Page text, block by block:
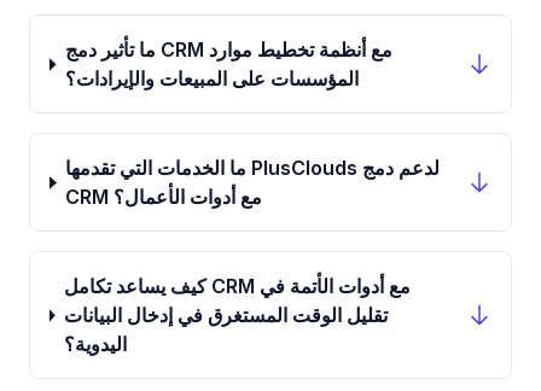
ما تأثير دمج CRM مع أنظمة تخطيط موارد
المؤسسات على المبيعات والإيرادات؟
ما الخدمات التي تقدمها PlusClouds لدعم دمج
CRM مع أدوات الأعمال؟
كيف يساعد تكامل CRM مع أدوات الأتمة في
تقليل الوقت المستغرق في إدخال البيانات
اليدوية؟